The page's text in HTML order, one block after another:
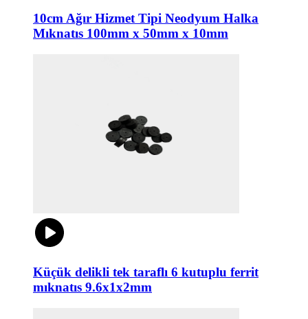
10cm Ağır Hizmet Tipi Neodyum Halka
Mıknatıs 100mm x 50mm x 10mm
Küçük delikli tek taraflı 6 kutuplu ferrit
mıknatıs 9.6x1x2mm